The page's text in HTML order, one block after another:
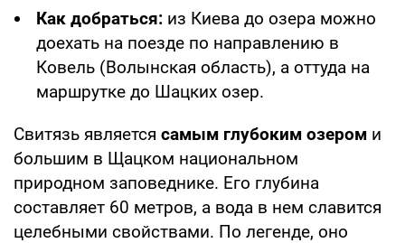
Как добраться: из Киева до озера можно
доехать на поезде по направлению в
Ковель (Волынская область), а оттуда на
маршрутке до Шацких озер.
Свитязь является самым глубоким озером и
большим в Щацком национальном
природном заповеднике. Его глубина
составляет 60 метров, а вода в нем славится
целебными свойствами. По легенде, оно